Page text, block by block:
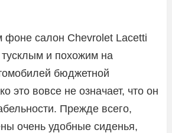
фоне салон Chevrolet Lacetti
и похожим на
бюджетной
это вовсе не означает, что он
Прежде всего,
очень удобные сиденья,